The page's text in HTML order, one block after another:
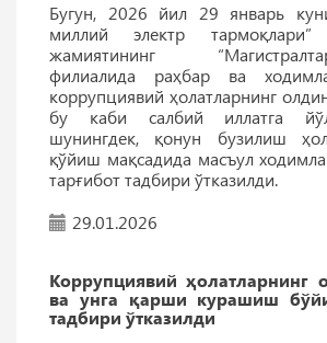
Бугун, 2026 йил 29 январь
миллий электр тармоқлари”
жамиятининг
филиалида раҳбар ва
коррупциявий ҳолатларнинг
бу каби салбий иллатга
шунингдек, қонун бузилиш
қўйиш мақсадида масъул
тарғибот тадбири ўтказилди.
29.01.2026
Коррупциявий ҳолатларнинг
ва унга қарши курашиш
тадбири ўтказилди